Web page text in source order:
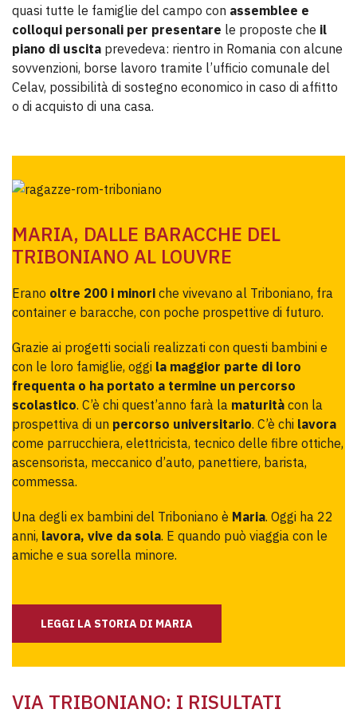
quasi tutte le famiglie del campo con assemblee e
colloqui personali per presentare le proposte che il
piano di uscita prevedeva: rientro in Romania con alcune
sovvenzioni, borse lavoro tramite l’ufficio comunale del
Celav, possibilità di sostegno economico in caso di affitto
o di acquisto di una casa.
MARIA, DALLE BARACCHE DEL
TRIBONIANO AL LOUVRE
Erano oltre 200 i minori che vivevano al Triboniano, fra
container e baracche, con poche prospettive di futuro.
Grazie ai progetti sociali realizzati con questi bambini e
con le loro famiglie, oggi la maggior parte di loro
frequenta o ha portato a termine un percorso
scolastico. C’è chi quest’anno farà la maturità con la
prospettiva di un percorso universitario. C’è chi lavora
come parrucchiera, elettricista, tecnico delle fibre ottiche,
ascensorista, meccanico d’auto, panettiere, barista,
commessa.
Una degli ex bambini del Triboniano è Maria. Oggi ha 22
anni, lavora, vive da sola. E quando può viaggia con le
amiche e sua sorella minore.
LEGGI LA STORIA DI MARIA
VIA TRIBONIANO: I RISULTATI